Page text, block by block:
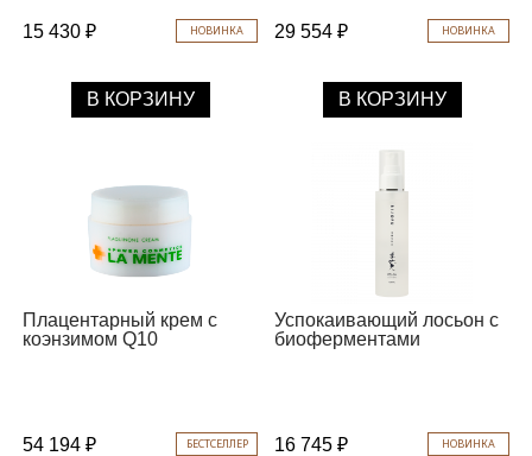
НОВИНКА
15 430 ₽
В КОРЗИНУ
НОВИНКА
29 554 ₽
В КОРЗИНУ
БЕСТСЕЛЛЕР
Плацентарный крем с
коэнзимом Q10
54 194 ₽ НОВИНКА
Успокаивающий лосьон с
биоферментами
16 745 ₽